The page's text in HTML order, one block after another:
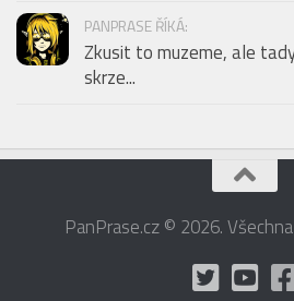
PANPRASE ŘÍKÁ:
Zkusit to muzeme, ale
skrze...
PanPrase.cz © 2026.